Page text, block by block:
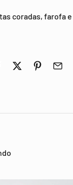
coradas, farofa